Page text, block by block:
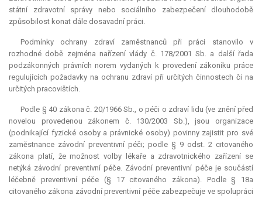
státní zdravotní správy nebo sociálního zabezpečení dlouhodobě
způsobilost konat dále dosavadní práci.
Podmínky ochrany zdraví zaměstnanců při práci stanovilo v
rozhodné době zejména nařízení vlády č. 178/2001 Sb. a další řada
podzákonných právních norem vydaných k provedení zákoníku práce
regulujících požadavky na ochranu zdraví při určitých činnostech či na
určitých pracovištích.
Podle § 40 zákona č. 20/1966 Sb., o péči o zdraví lidu (ve znění před
novelou provedenou zákonem č. 130/2003 Sb.), jsou organizace
(podnikající fyzické osoby a právnické osoby) povinny zajistit pro své
zaměstnance závodní preventivní péči; podle § 9 odst. 2 citovaného
zákona platí, že možnost volby lékaře a zdravotnického zařízení se
netýká závodní preventivní péče. Závodní preventivní péče je součástí
léčebně preventivní péče (§ 17 citovaného zákona). Podle § 18a
citovaného zákona závodní preventivní péče zabezpečuje ve spolupráci